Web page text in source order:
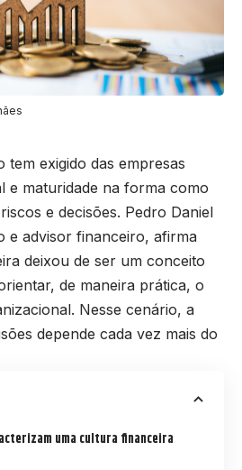
tem exigido das empresas
e maturidade na forma como
e decisões. Pedro Daniel
e advisor financeiro, afirma
deixou de ser um conceito
de maneira prática, o
Nesse cenário, a
depende cada vez mais do
uma cultura financeira